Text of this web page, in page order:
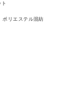
ポリエステル混紡